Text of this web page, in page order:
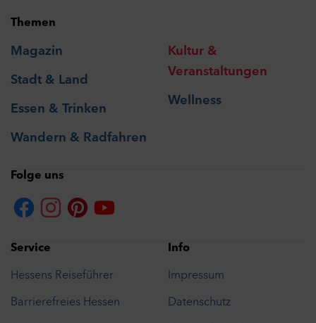
Themen
Magazin
Stadt & Land
Essen & Trinken
Wandern & Radfahren
Kultur &
Veranstaltungen
Wellness
Service
Hessens Reiseführer
Barrierefreies Hessen
Info
Impressum
Datenschutz
Folge uns